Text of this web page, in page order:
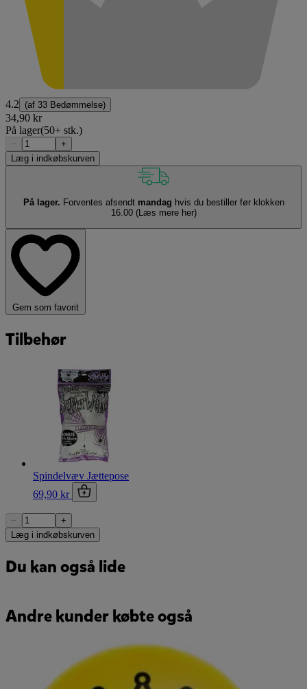
4.2 (af 33 Bedømmelse)
34,90 kr
På lager(50+ stk.)
−
+
Læg i indkøbskurven
På lager. Forventes afsendt mandag hvis du bestiller før klokken
16.00 (Læs mere her)
Gem som favorit
Tilbehør
Spindelvæv Jættepose
69,90 kr
−
+
Læg i indkøbskurven
Du kan også lide
Andre kunder købte også